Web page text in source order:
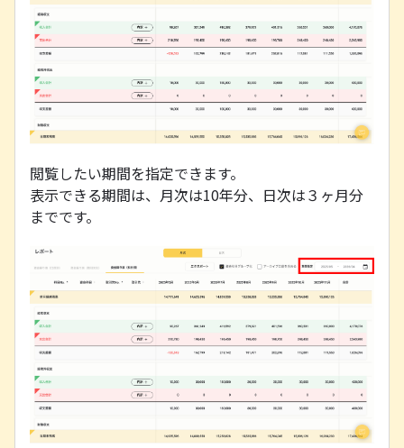
閲覧したい期間を指定できます。
表示できる期間は、月次は10年分、日次は３ヶ月分
までです。